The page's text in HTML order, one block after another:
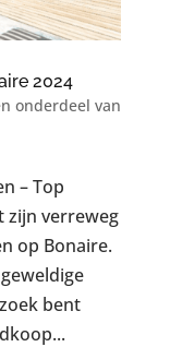
2024
onderdeel van
– Top
zijn verreweg
op Bonaire.
bent